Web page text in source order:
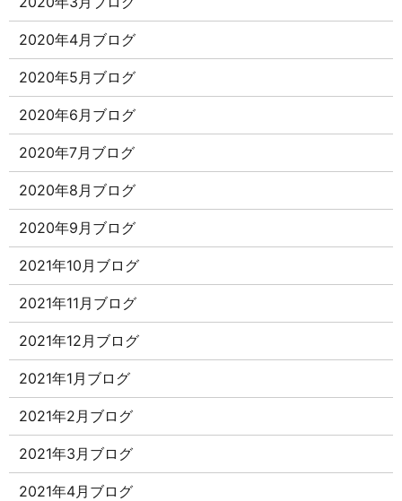
2020年4月ブログ
2020年5月ブログ
2020年6月ブログ
2020年7月ブログ
2020年8月ブログ
2020年9月ブログ
2021年10月ブログ
2021年11月ブログ
2021年12月ブログ
2021年1月ブログ
2021年2月ブログ
2021年3月ブログ
2021年4月ブログ